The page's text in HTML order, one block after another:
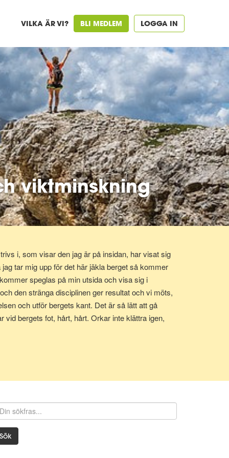
VILKA ÄR VI? BLI MEDLEM LOGGA IN
viktminskning
i, som visar den jag är på insidan, har visat sig
tar mig upp för det här jäkla berget så kommer
speglas på min utsida och visa sig i
den stränga disciplinen ger resultat och vi möts,
och utför bergets kant. Det är så lätt att gå
vid bergets fot, hårt, hårt. Orkar inte klättra igen,
Sök